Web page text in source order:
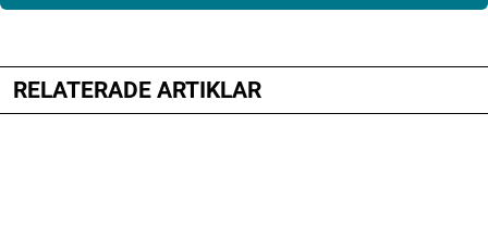
Din e-postadress kommer inte publiceras.
RELATERADE ARTIKLAR